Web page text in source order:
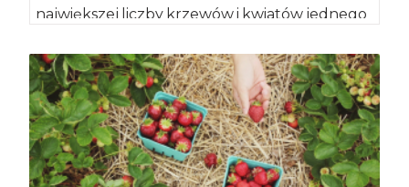
największej liczby krzewów i kwiatów jednego